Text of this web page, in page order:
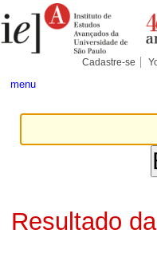
para
conteúdo.
Pessoais
Cadastre-se
menu
Resultado